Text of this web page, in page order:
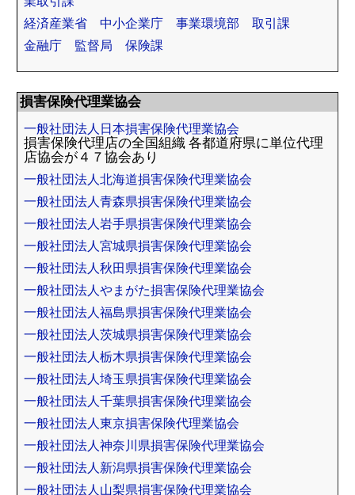
経済産業省 中小企業庁 事業環境部 取引課
金融庁 監督局 保険課
損害保険代理業協会
一般社団法人日本損害保険代理業協会
損害保険代理店の全国組織 各都道府県に単位代理
店協会が４７協会あり
一般社団法人北海道損害保険代理業協会
一般社団法人青森県損害保険代理業協会
一般社団法人岩手県損害保険代理業協会
一般社団法人宮城県損害保険代理業協会
一般社団法人秋田県損害保険代理業協会
一般社団法人やまがた損害保険代理業協会
一般社団法人福島県損害保険代理業協会
一般社団法人茨城県損害保険代理業協会
一般社団法人栃木県損害保険代理業協会
一般社団法人埼玉県損害保険代理業協会
一般社団法人千葉県損害保険代理業協会
一般社団法人東京損害保険代理業協会
一般社団法人神奈川県損害保険代理業協会
一般社団法人新潟県損害保険代理業協会
一般社団法人山梨県損害保険代理業協会